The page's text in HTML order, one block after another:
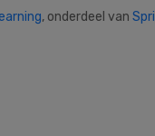
, onderdeel van